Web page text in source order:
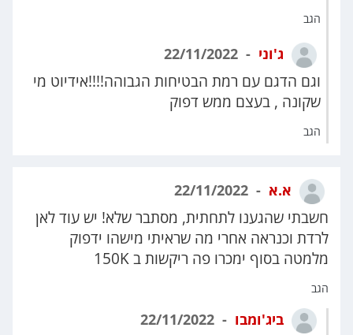
הגב
ג'וני
וגם הדגם עם רמת הבטיחות הגבוהה!!!!אידיוט מי
שקונה , בעצם ממש דפוק
הגב
א.א
חשבתי שהגענו לתחתית, מסתבר שלא! יש עוד לאן
לרדת וכנראה אחרי מה שראיתי מישהו ידפוק
מלמטה בסוף ימכרו פה ריקשות ב 150K
הגב
ביג'ומבו